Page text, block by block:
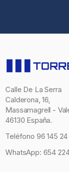
Calle De La Serra
Calderona, 16,
Massamagrell -
46130 España.
Teléfono 96 145
WhatsApp: 654